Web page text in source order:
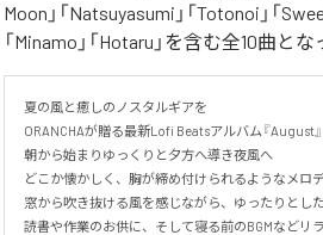
Moon」「Natsuyasumi」「Totonoi」「
「Minamo」「Hotaru」を含む全10曲とな
夏の風と癒しのノスタルギアを
ORANCHAが贈る最新Lofi Beatsアルバム『August
朝から始まりゆっくりと夕方へ導き夜風へ
どこか懐かしく、胸が締め付けられるようなメロ
窓から吹き抜ける風を感じながら、ゆったりとし
読書や作業のお供に、そして寝る前のBGMなどリ